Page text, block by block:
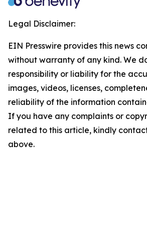
Legal Disclaimer:
EIN Presswire provides this news
without warranty of any kind. We
responsibility or liability for the
images, videos, licenses,
reliability of the information
If you have any complaints or
related to this article, kindly
above.